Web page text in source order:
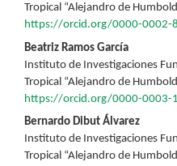
Tropical “Alejandro de
https://orcid.org/0000-0002-
Beatriz Ramos García
Instituto de Investigaciones
Tropical “Alejandro de
https://orcid.org/0000-0003-
Bernardo Dibut Álvarez
Instituto de Investigaciones
Tropical “Alejandro de